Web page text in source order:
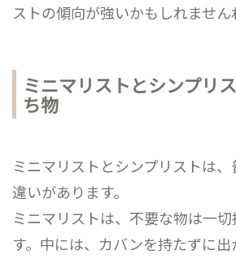
ストの傾向が強いかもしれません
ミニマリストとシンプリ
ち物
ミニマリストとシンプリストは
違いがあります。
ミニマリストは、不要な物は一
す。中には、カバンを持たずに出